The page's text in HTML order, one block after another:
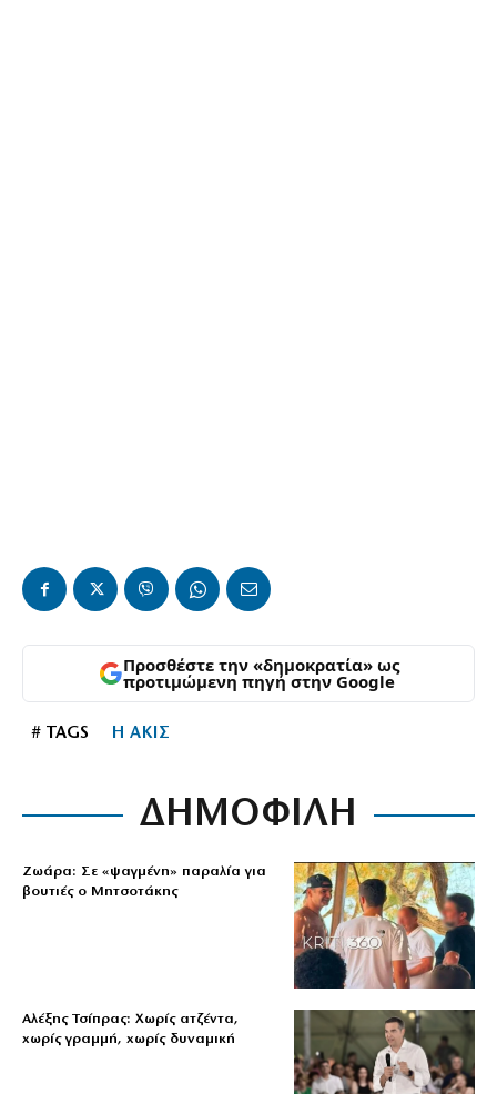
Προσθέστε την «δημοκρατία» ως
προτιμώμενη πηγή στην Google
# TAGS Η ΑΚΙΣ
ΔΗΜΟΦΙΛΗ
Ζωάρα: Σε «ψαγμένη» παραλία για
βουτιές ο Μητσοτάκης
Αλέξης Τσίπρας: Χωρίς ατζέντα,
χωρίς γραμμή, χωρίς δυναμική